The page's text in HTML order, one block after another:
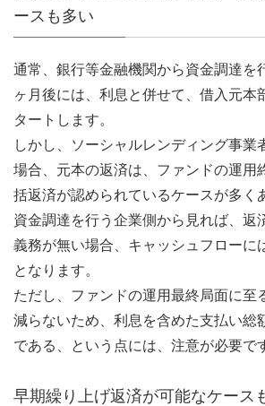
ースも多い
通常、銀行等金融機関から資金調達を
ヶ月後には、利息と併せて、借入元本
タートします。
しかし、ソーシャルレンディング事業
場合、元本の返済は、ファンドの運用
括返済が認められているケースが多く
資金調達を行う企業側から見れば、返
義務が無い場合、キャッシュフローに
となります。
ただし、ファンドの運用最終局面に至
減らないため、利息を含めた支払い総
である、という点には、注意が必要で
早期繰り上げ返済が可能なケース